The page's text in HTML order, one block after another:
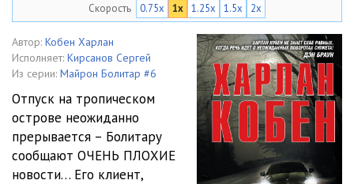
006 08:02
007 08:18
008 08:14
009 08:06
08:02
Скорость 0.75x 1x 1.25x 1.5x 2x
Автор: Кобен Харлан
Исполняет: Кирсанов Сергей
Из серии: Майрон Болитар #6
Отпуск на тропическом
острове неожиданно
прерывается – Болитару
сообщают ОЧЕНЬ ПЛОХИЕ
новости… Его клиент,